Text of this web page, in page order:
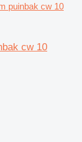
puinbak cw 10
cw 10